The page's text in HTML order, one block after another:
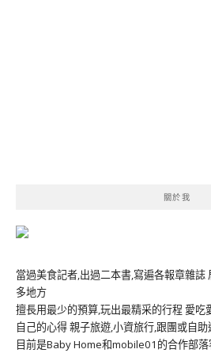
關於我
當過美食記者,出過二本書,寫遍各報章雜
多地方
擅長用最少的預算,玩出最精采的行程 愛吃
自己的心得 親子旅遊,小資旅行,跟團或自
目前是Baby Home和mobile01的合作部